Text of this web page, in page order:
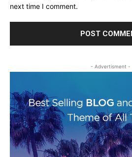
next time I comment.
- Advertisment -